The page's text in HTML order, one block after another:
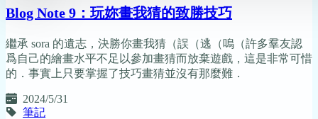
Blog Note 9：玩妳畫我猜的致勝技巧
繼承 sora 的遺志，決勝你畫我猜（誤（逃（嗚（許多羣友認
爲自己的繪畫水平不足以參加畫猜而放棄遊戲，這是非常可惜
的．事實上只要掌握了技巧畫猜並沒有那麼難．
2024/5/31
筆記